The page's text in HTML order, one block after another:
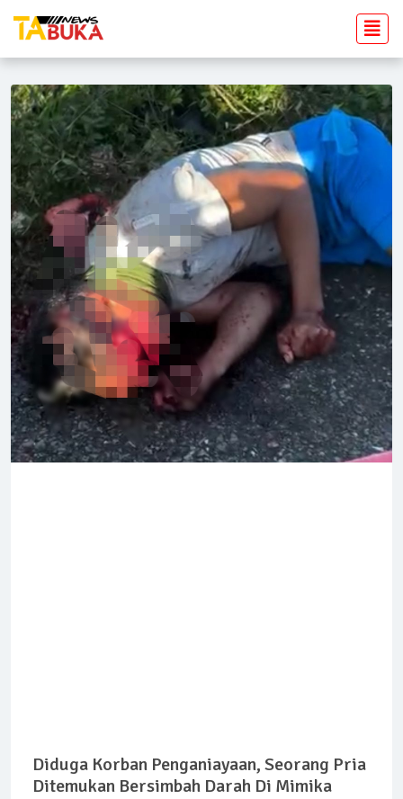
Diduga Korban Penganiayaan, Seorang Pria
Ditemukan Bersimbah Darah Di Mimika